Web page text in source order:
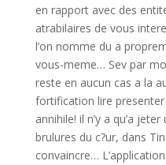
en rapport avec des
atrabilaires de vous
l’on nomme du a
vous-meme… Sev par
reste en aucun cas a la
fortification lire presenter
annihile! il n’y a qu’a
brulures du c?ur, dans
convaincre…